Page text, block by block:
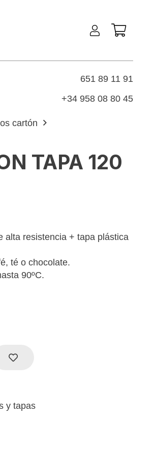
651 89 11 91
+34 958 08 80 45
cartón
TAPA 120
alta resistencia + tapa plástica
té o chocolate.
90ºC.
y tapas